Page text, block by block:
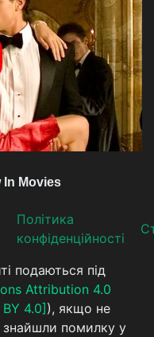
Політика
конфіденційності
подаються під
Attribution 4.0
BY 4.0] ), якщо не
помилку у